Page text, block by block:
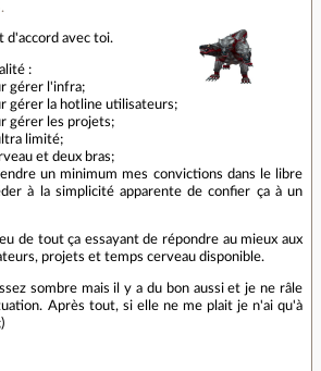
.
d'accord avec toi.
:
gérer l'infra;
gérer la hotline utilisateurs;
gérer les projets;
limité;
et deux bras;
un minimum mes convictions dans le libre
à la simplicité apparente de confier ça à un
de tout ça essayant de répondre au mieux aux
projets et temps cerveau disponible.
sombre mais il y a du bon aussi et je ne râle
Après tout, si elle ne me plait je n'ai qu'à